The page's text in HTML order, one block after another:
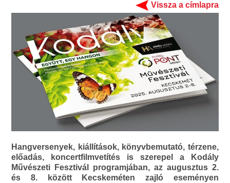
Vissza a címlapra
Hangversenyek, kiállítások, könyvbemutató, térzene,
előadás, koncertfilmvetítés is szerepel a Kodály
Művészeti Fesztivál programjában, az augusztus 2.
és 8. között Kecskeméten zajló eseményen